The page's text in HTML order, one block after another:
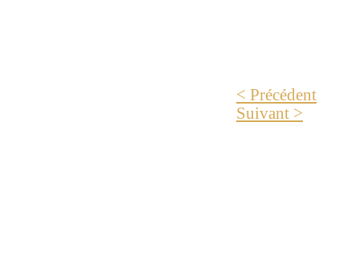
< Précédent
Suivant >